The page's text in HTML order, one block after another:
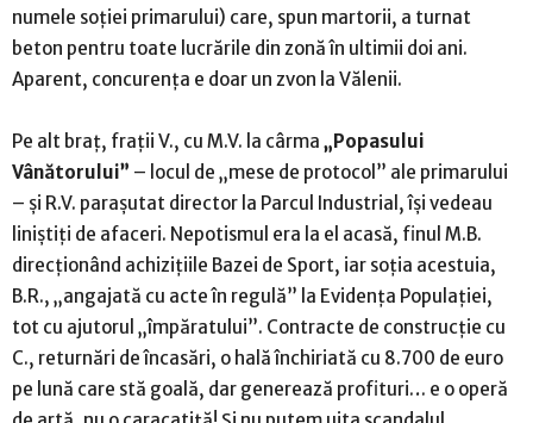
numele soției primarului) care, spun martorii, a turnat
beton pentru toate lucrările din zonă în ultimii doi ani.
Aparent, concurența e doar un zvon la Vălenii.
Pe alt braț, frații V., cu M.V. la cârma „Popasului
Vânătorului” – locul de „mese de protocol” ale primarului
– și R.V. parașutat director la Parcul Industrial, își vedeau
liniștiți de afaceri. Nepotismul era la el acasă, finul M.B.
direcționând achizițiile Bazei de Sport, iar soția acestuia,
B.R., „angajată cu acte în regulă” la Evidența Populației,
tot cu ajutorul „împăratului”. Contracte de construcție cu
C., returnări de încasări, o hală închiriată cu 8.700 de euro
pe lună care stă goală, dar generează profituri… e o operă